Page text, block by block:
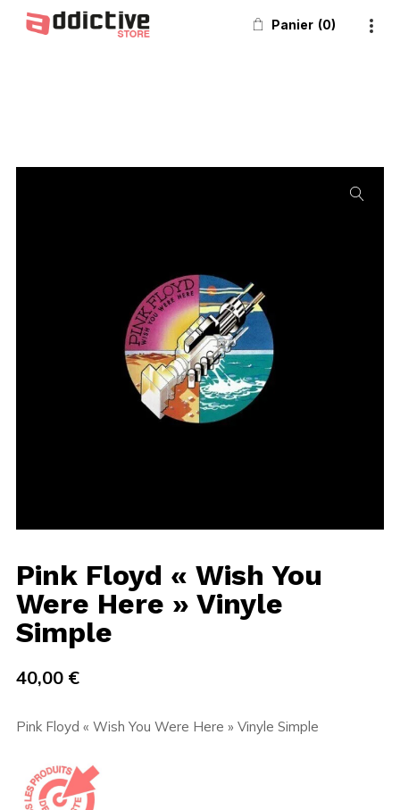
Panier 0
Pink Floyd « Wish You
Were Here » Vinyle
Simple
40,00 €
Pink Floyd « Wish You Were Here » Vinyle Simple